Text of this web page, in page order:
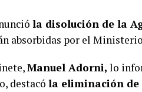
la disolución de la
absorbidas por el
Manuel Adorni, lo
destacó la eliminación de